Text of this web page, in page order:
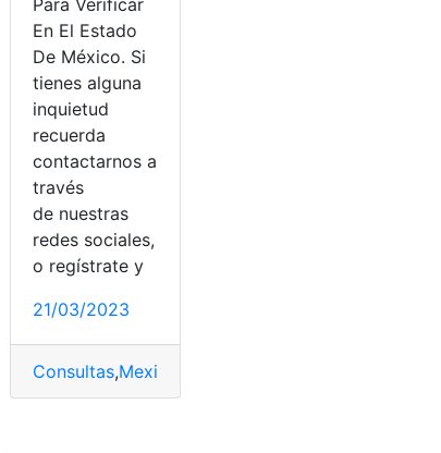
documento,Mexico
Para Verificar
En El Estado
De México. Si
tienes alguna
inquietud
recuerda
contactarnos a
través
de nuestras
redes sociales,
o regístrate y
21/03/2023
Consultas,Mexico